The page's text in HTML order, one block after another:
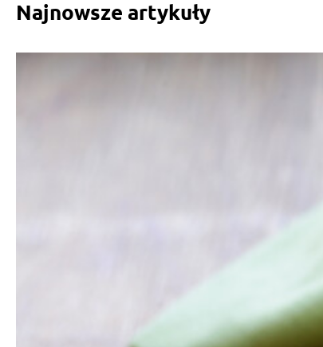
Najnowsze artykuły